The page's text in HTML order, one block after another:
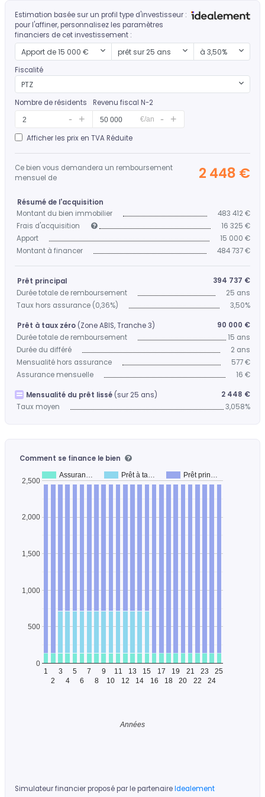
Estimation basée sur un profil type d'investisseur :
pour l'affiner, personnalisez les paramètres
financiers de cet investissement :
Mon apport
Apport de 15 000 € Durée d'emprunt
prêt sur 25 ans Mon taux
à 3,50%
Fiscalité
PTZ
Nombre de résidents Revenu fiscal N-2
€/an
Afficher les prix en TVA Réduite
Ce bien vous demandera un remboursement
mensuel de
2 448 €
Résumé de l'acquisition
Montant du bien immobilier
483 412 €
Frais d'acquisition
16 325 €
Apport
15 000 €
Montant à financer
484 737 €
Prêt principal
394 737 €
Durée totale de remboursement
25 ans
Taux hors assurance (0,36%)
3,50%
Prêt à taux zéro (Zone ABIS, Tranche 3)
90 000 €
Durée totale de remboursement
15 ans
Durée du différé
2 ans
Mensualité hors assurance
577 €
Assurance mensuelle
16 €
Mensualité du prêt lissé (sur 25 ans)
2 448 €
Taux moyen
3,058%
Comment se finance le bien
Assuran… Prêt à ta… Prêt prin…
1
2
3
4
5
6
7
8
9
10
11
12
13
14
15
16
17
18
19
20
21
22
23
24
25
0
500
1,000
1,500
2,000
2,500
Années
Simulateur financier proposé par le partenaireIdealement